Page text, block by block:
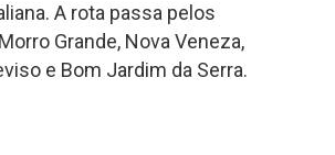
A rota passa pelos
Grande, Nova Veneza,
e Bom Jardim da Serra.